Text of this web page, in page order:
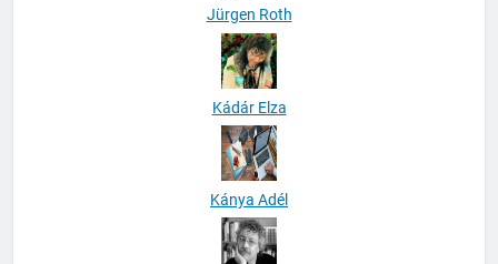
Jürgen Roth
Kádár Elza
Kánya Adél